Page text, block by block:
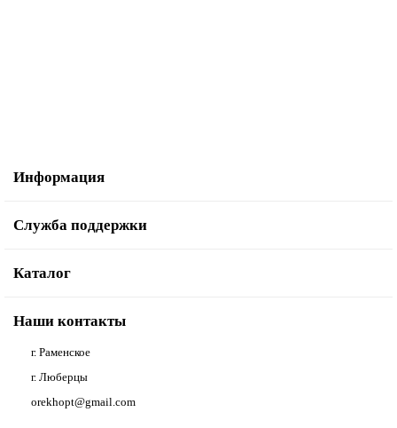
Информация
Служба поддержки
Каталог
Наши контакты
г. Раменское
г. Люберцы
orekhopt@gmail.com